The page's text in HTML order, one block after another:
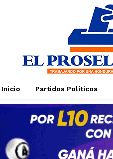
Inicio Partidos Políticos